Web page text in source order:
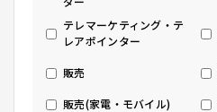
テレマーケティング・テ
レアポインター
販売
販売(家電・モバイル)